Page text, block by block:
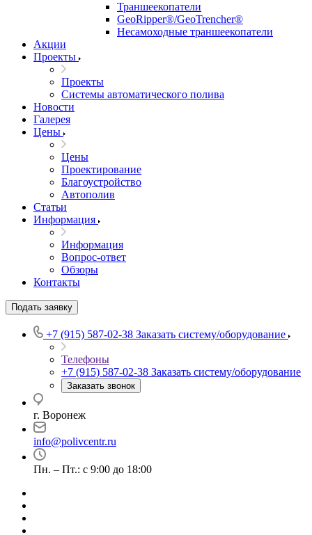
Траншеекопатели
GeoRipper®/GeoTrencher®
Несамоходные траншеекопатели
Акции
Проекты
Проекты
Системы автоматического полива
Новости
Галерея
Цены
Цены
Проектирование
Благоустройство
Автополив
Статьи
Информация
Информация
Вопрос-ответ
Обзоры
Контакты
Подать заявку
+7 (915) 587-02-38 Заказать систему/оборудование
Телефоны
+7 (915) 587-02-38 Заказать систему/оборудование
Заказать звонок
г. Воронеж
info@polivcentr.ru
Пн. – Пт.: с 9:00 до 18:00